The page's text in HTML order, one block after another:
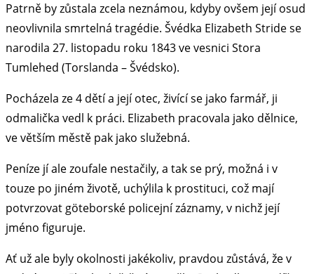
Patrně by zůstala zcela neznámou, kdyby ovšem její osud
neovlivnila smrtelná tragédie. Švédka Elizabeth Stride se
narodila 27. listopadu roku 1843 ve vesnici Stora
Tumlehed (Torslanda – Švédsko).
Pocházela ze 4 dětí a její otec, živící se jako farmář, ji
odmalička vedl k práci. Elizabeth pracovala jako dělnice,
ve větším městě pak jako služebná.
Peníze jí ale zoufale nestačily, a tak se prý, možná i v
touze po jiném životě, uchýlila k prostituci, což mají
potvrzovat göteborské policejní záznamy, v nichž její
jméno figuruje.
Ať už ale byly okolnosti jakékoliv, pravdou zůstává, že v